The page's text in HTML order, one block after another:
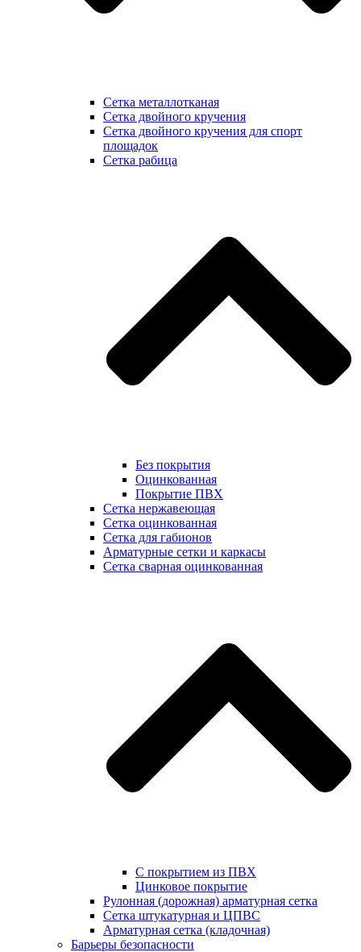
Сетка металлотканая
Сетка двойного кручения
Сетка двойного кручения для спорт
площадок
Сетка рабица
Без покрытия
Оцинкованная
Покрытие ПВХ
Сетка нержавеющая
Сетка оцинкованная
Сетка для габионов
Арматурные сетки и каркасы
Сетка сварная оцинкованная
С покрытием из ПВХ
Цинковое покрытие
Рулонная (дорожная) арматурная сетка
Сетка штукатурная и ЦПВС
Арматурная сетка (кладочная)
Барьеры безопасности